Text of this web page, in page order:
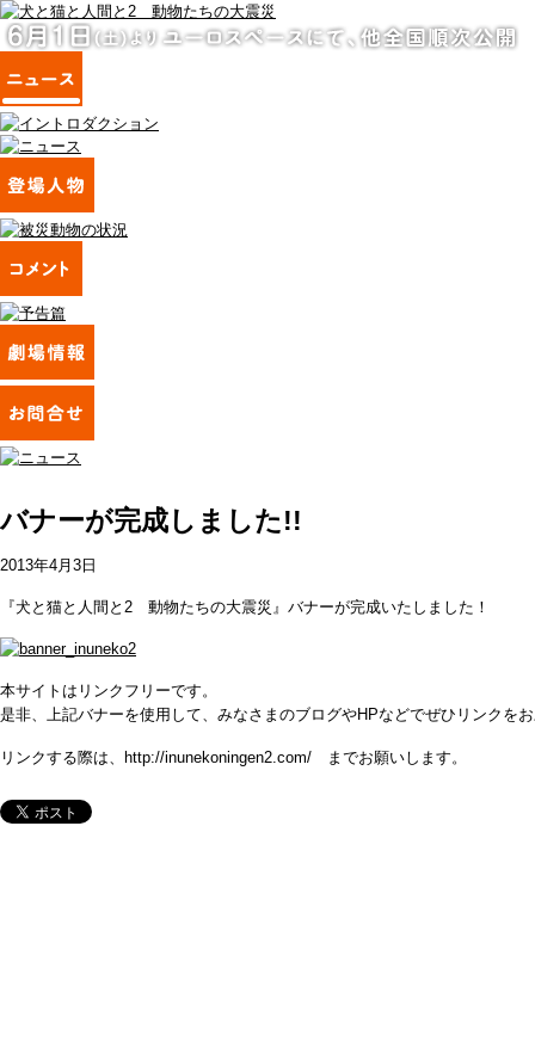
バナーが完成しました!!
2013年4月3日
『犬と猫と人間と2 動物たちの大震災』バナーが完成いたしました！
本サイトはリンクフリーです。
是非、上記バナーを使用して、みなさまのブログやHPなどでぜひリンクを
リンクする際は、 http://inunekoningen2.com/ までお願いします。